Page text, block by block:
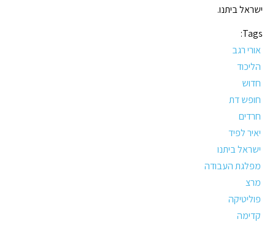
ישראל ביתנו.
Tags:
אורי רגב
הליכוד
חדוש
חופש דת
חרדים
יאיר לפיד
ישראל ביתנו
מפלגת העבודה
מרצ
פוליטיקה
קדימה